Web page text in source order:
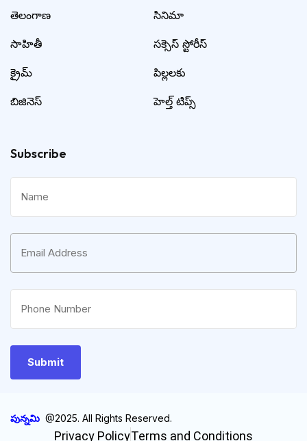
తెలంగాణ
సాహితీ
క్రైమ్
బిజినెస్
సినిమా
సక్సెస్ స్టోరీస్
పిల్లలకు
హెల్త్ టిప్స్
Subscribe
పున్నమి @2025. All Rights Reserved.
Privacy PolicyTerms and Conditions